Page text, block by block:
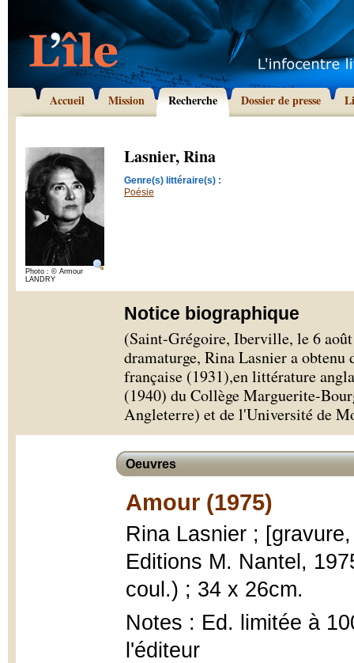
Accueil Mission Recherche Dossier de presse
Photo : © Armour
LANDRY
Lasnier, Rina
Genre(s) littéraire(s) :
Poésie
Notice biographique
(Saint-Grégoire, Iberville, le 6
dramaturge, Rina Lasnier a
française (1931),en littérature
(1940) du Collège Marguerite-
Angleterre) et de l'Université de
Oeuvres
Amour (1975)
Rina Lasnier ;
Editions M. Nantel,
coul.) ; 34 x 26cm.
Notes : Ed. limitée à
l'éditeur